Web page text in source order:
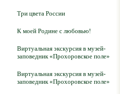
Три цвета России
К моей Родине с любовью!
Виртуальная экскурсия в музей-
заповедник «Прохоровское поле»
Виртуальная экскурсия в музей-
заповедник «Прохоровское поле»